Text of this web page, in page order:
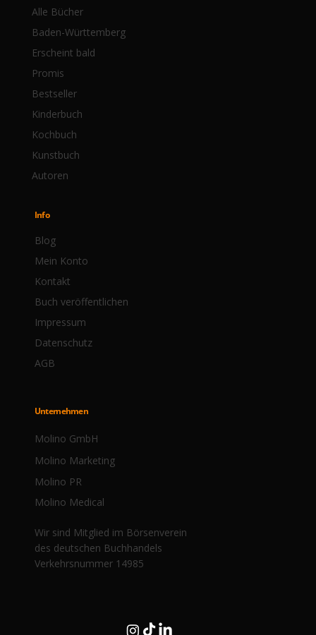
Wir sind Mitglied im Börsenverein
des deutschen Buchhandels
Verkehrsnummer 14985
Alle Bücher
Erscheint bald
Bestseller
Baden-Württemberg
Promis
Kinderbuch
Kochbuch
Kunstbuch
Autoren
Info
Blog
Mein Konto
Kontakt
Buch veröffentlichen
Impressum
Datenschutz
AGB
Unternehmen
Molino GmbH
Molino Marketing
Molino PR
Molino Medical